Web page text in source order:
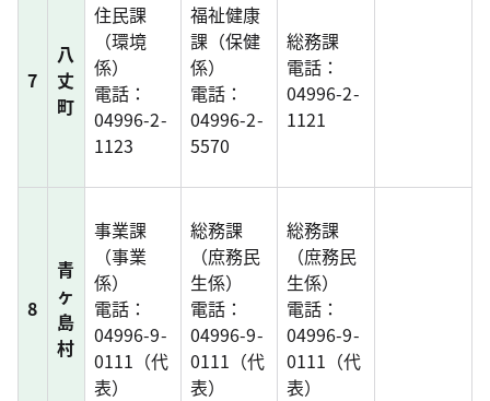
7
八
丈
町
住民課
（環境
係）
電話：
04996-2-
1123
福祉健康
課（保健
係）
電話：
04996-2-
5570
総務課
電話：
04996-2-
1121
8
青
ヶ
島
村
事業課
（事業
係）
電話：
04996-9-
0111（代
表）
総務課
（庶務民
生係）
電話：
04996-9-
0111（代
表）
総務課
（庶務民
生係）
電話：
04996-9-
0111（代
表）